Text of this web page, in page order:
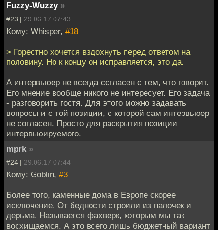
Fuzzy-Wuzzy »
#23 | 29.06.17 07:43
Кому: Whisper, #18
> Горестно хочется вздохнуть перед ответом на
половину. Но к концу он исправляется, это да.
А интервьюер не всегда согласен с тем, что говорит.
Его мнение вообще никого не интересует. Его задача
- разговорить гостя. Для этого можно задавать
вопросы и с той позиции, с которой сам интервьюер
не согласен. Просто для раскрытия позиции
интервьюируемого.
mprk »
#24 | 29.06.17 07:44
Кому: Goblin, #3
Более того, каменные дома в Европе скорее
исключение. От бедности строили из палочек и
дерьма. Называется фахверк, которым мы так
восхищаемся. А это всего лишь бюджетный вариант